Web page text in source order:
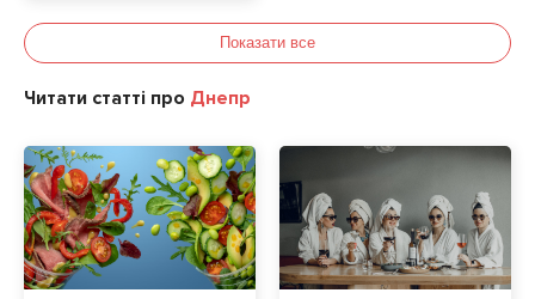
Показати все
Читати статті про Днепр